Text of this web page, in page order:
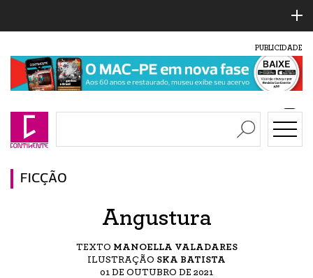
PUBLICIDADE
FICÇÃO
Angustura
TEXTO MANOELLA VALADARES
ILUSTRAÇÃO SKA BATISTA
01 DE OUTUBRO DE 2021